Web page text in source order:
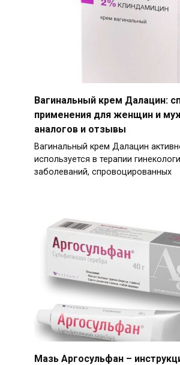
Вагинальный крем Далацин:
применения для женщин и
аналогов и отзывы
Вагинальный крем Далацин
используется в терапии
заболеваний, спровоцированных
Мазь Аргосульфан –